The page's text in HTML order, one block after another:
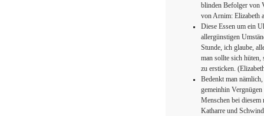
blinden Befolger von
von Arnim: Elizabeth
Diese Essen um ein
allergünstigen
Stunde, ich glaube,
man sollte sich hüten,
zu ersticken.
Bedenkt man
gemeinhin
Menschen bei
Katharre und